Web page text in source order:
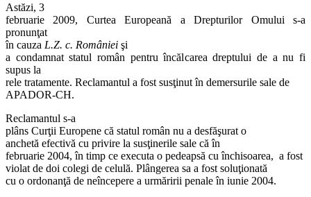
Astăzi, 3
februarie 2009, Curtea Europeană a Drepturilor Omului s-a
pronunţat
în cauza L.Z. c. României şi
a condamnat statul român pentru încălcarea dreptului de a nu fi
supus la
rele tratamente. Reclamantul a fost susţinut în demersurile sale de
APADOR-CH.
Reclamantul s-a
plâns Curţii Europene că statul român nu a desfăşurat o
anchetă efectivă cu privire la susţinerile sale că în
februarie 2004, în timp ce executa o pedeapsă cu închisoarea, a fost
violat de doi colegi de celulă. Plângerea sa a fost soluţionată
cu o ordonanţă de neîncepere a urmăririi penale în iunie 2004.